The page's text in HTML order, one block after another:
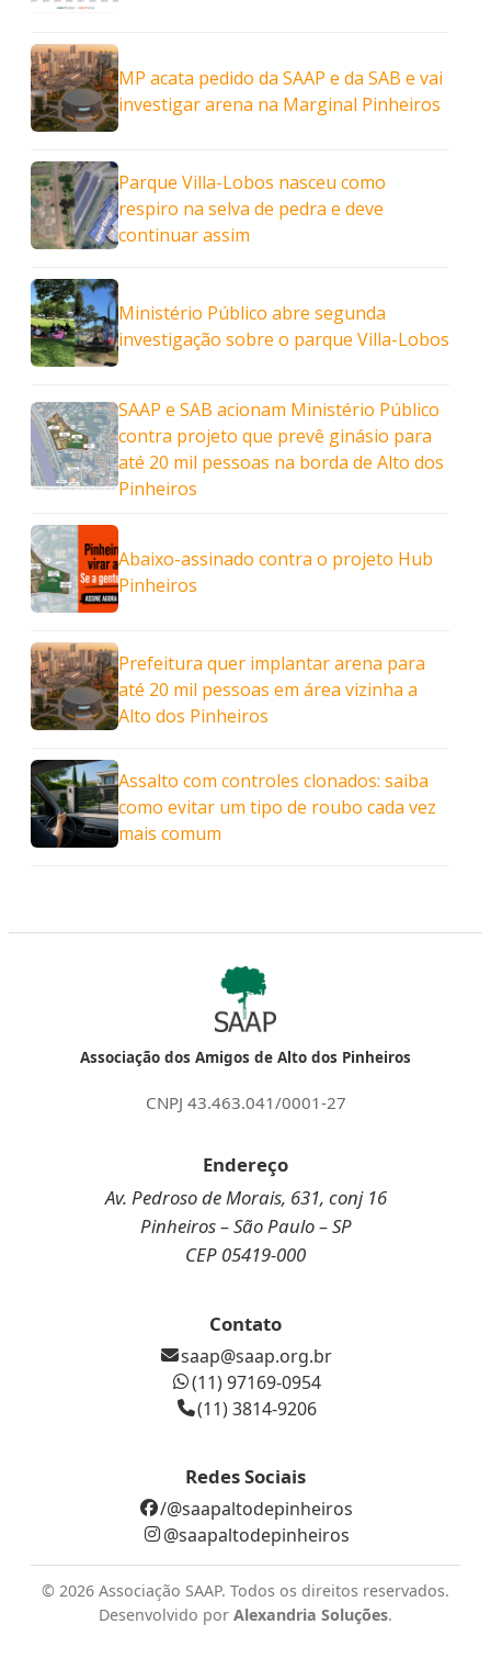
MP acata pedido da SAAP e da SAB e vai
investigar arena na Marginal Pinheiros
Parque Villa-Lobos nasceu como
respiro na selva de pedra e deve
continuar assim
Ministério Público abre segunda
investigação sobre o parque Villa-Lobos
SAAP e SAB acionam Ministério Público
contra projeto que prevê ginásio para
até 20 mil pessoas na borda de Alto dos
Pinheiros
Abaixo-assinado contra o projeto Hub
Pinheiros
Prefeitura quer implantar arena para
até 20 mil pessoas em área vizinha a
Alto dos Pinheiros
Assalto com controles clonados: saiba
como evitar um tipo de roubo cada vez
mais comum
Associação dos Amigos de Alto dos Pinheiros
CNPJ 43.463.041/0001-27
Endereço
Av. Pedroso de Morais, 631, conj 16
Pinheiros – São Paulo – SP
CEP 05419-000
Contato
saap@saap.org.br
(11) 97169-0954
(11) 3814-9206
Redes Sociais
/@saapaltodepinheiros
@saapaltodepinheiros
© 2026 Associação SAAP. Todos os direitos reservados.
Desenvolvido por Alexandria Soluções.